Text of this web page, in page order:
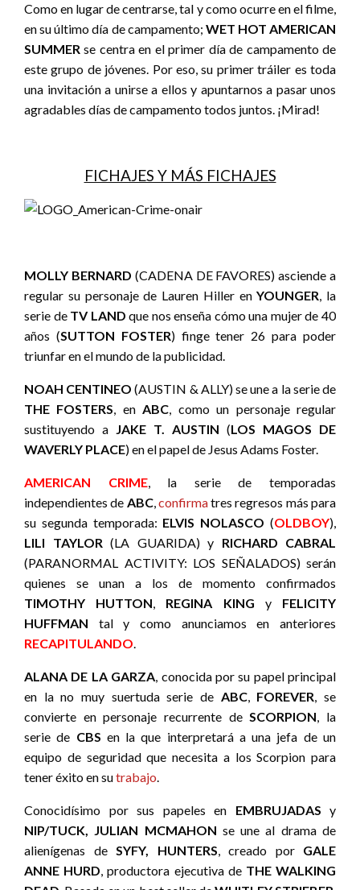
Como en lugar de centrarse, tal y como ocurre en el filme,
en su último día de campamento; WET HOT AMERICAN
SUMMER se centra en el primer día de campamento de
este grupo de jóvenes. Por eso, su primer tráiler es toda
una invitación a unirse a ellos y apuntarnos a pasar unos
agradables días de campamento todos juntos. ¡Mirad!
FICHAJES Y MÁS FICHAJES
MOLLY BERNARD (CADENA DE FAVORES) asciende a
regular su personaje de Lauren Hiller enYOUNGER, la
serie de TV LAND que nos enseña cómo una mujer de 40
años (SUTTON FOSTER) finge tener 26 para poder
triunfar en el mundo de la publicidad.
NOAH CENTINEO (AUSTIN & ALLY) se une a la serie de
THE FOSTERS, enABC, como un personaje regular
sustituyendo a JAKE T. AUSTIN (LOS MAGOS DE
WAVERLY PLACE) en el papel de Jesus Adams Foster.
AMERICAN CRIME, la serie de temporadas
independientes de ABC,confirmatres regresos más para
su segunda temporada: ELVIS NOLASCO (OLDBOY),
LILI TAYLOR(LA GUARIDA) y RICHARD CABRAL
(PARANORMAL ACTIVITY: LOS SEÑALADOS) serán
quienes se unan a los de momento confirmados
TIMOTHY HUTTON, REGINA KING y FELICITY
HUFFMAN tal y como anunciamos en anteriores
RECAPITULANDO.
ALANA DE LA GARZA, conocida por su papel principal
en la no muy suertuda serie de ABC, FOREVER, se
convierte en personaje recurrente deSCORPION, la
serie de CBS en la que interpretará a una jefa de un
equipo de seguridad que necesita a los Scorpion para
tener éxito en sutrabajo.
Conocidísimo por sus papeles en EMBRUJADAS y
NIP/TUCK, JULIAN MCMAHON se une al drama de
alienígenas de SYFY, HUNTERS, creado por GALE
ANNE HURD, productora ejecutiva de THE WALKING